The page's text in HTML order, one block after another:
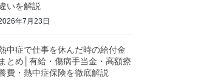
いを解説
年7月23日
中症で仕事を休んだ時の給付金
まとめ│有給・傷病手当金・高額療
費・熱中症保険を徹底解説